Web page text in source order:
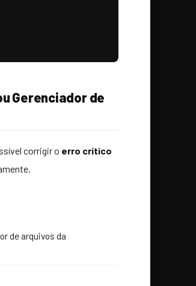
Gerenciador de
corrigir o erro crítico
de arquivos da